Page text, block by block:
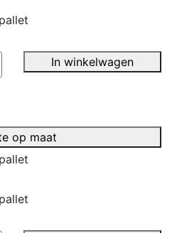
In winkelwagen
op maat